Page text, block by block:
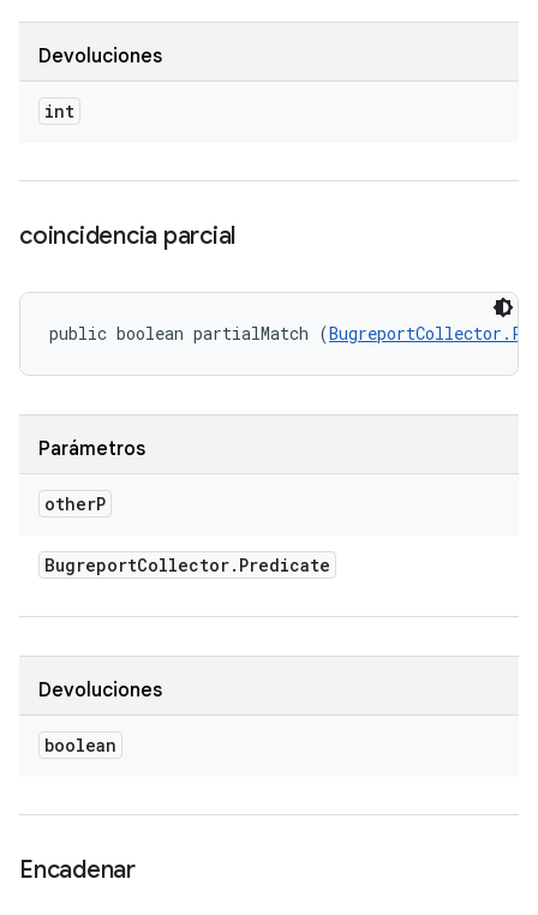
Devoluciones
int
coincidencia parcial
public boolean partialMatch (
Parámetros
otherP
BugreportCollector. Predicate
Devoluciones
boolean
Encadenar